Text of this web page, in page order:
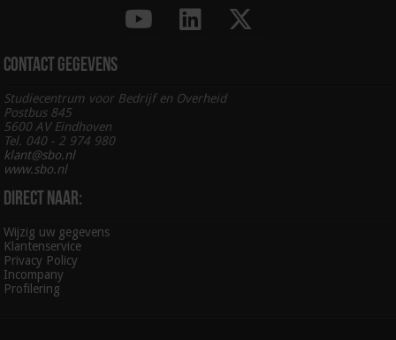
Contact gegevens
Studiecentrum voor Bedrijf en Overheid
Postbus 845
5600 AV Eindhoven
Tel. 040 - 2 974 980
klant@sbo.nl
www.sbo.nl
Direct naar:
Wijzig uw gegevens
Klantenservice
Privacy Policy
Incompany
Profilering